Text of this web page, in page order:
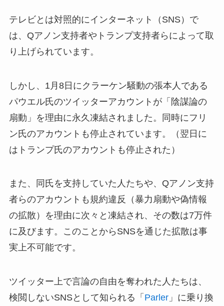
テレビとは対照的にインターネット（SNS）で
は、Qアノン支持者やトランプ支持者らによって取
り上げられています。
しかし、1月8日にクラーケン騒動の張本人である
パウエル氏のツイッターアカウントが「陰謀論の
扇動」を理由に永久凍結されました。同時にフリ
ン氏のアカウントも停止されています。（翌日に
はトランプ氏のアカウントも停止された）
また、同氏を支持していた人たちや、Qアノン支持
者らのアカウントも規約違反（暴力扇動や偽情報
の拡散）を理由に次々と凍結され、その数は7万件
に及びます。このことからSNSを通じた拡散は事
実上不可能です。
ツイッター上で言論の自由を奪われた人たちは、
検閲しないSNSとして知られる「 Parler」に乗り換